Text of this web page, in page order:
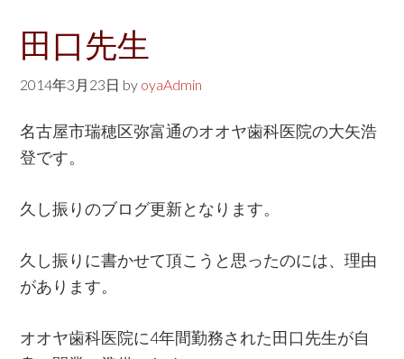
w
e
b
i
t
田口先生
2014年3月23日 by oyaAdmin
名古屋市瑞穂区弥富通のオオヤ歯科医院の大矢浩
登です。
久し振りのブログ更新となります。
久し振りに書かせて頂こうと思ったのには、理由
があります。
オオヤ歯科医院に4年間勤務された田口先生が自